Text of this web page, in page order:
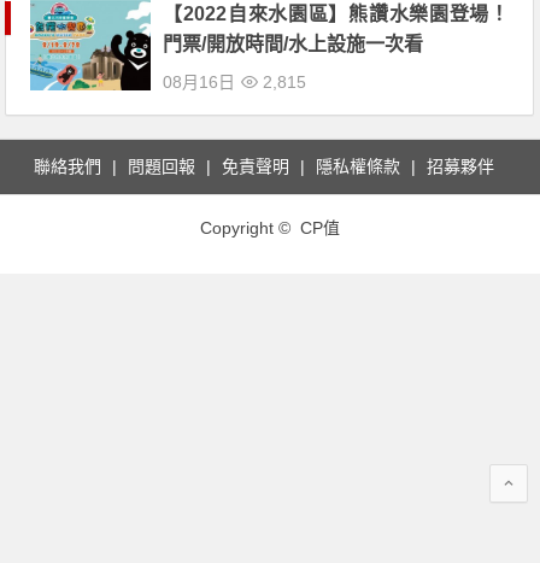
【2022自來水園區】熊讚水樂園登場！
門票/開放時間/水上設施一次看
08月16日 2,815
聯絡我們 問題回報 免責聲明 隱私權條款 招募夥伴
Copyright © CP值